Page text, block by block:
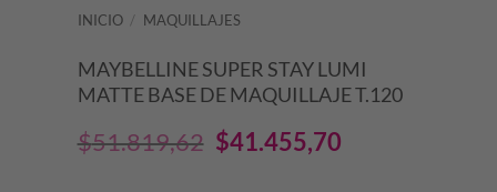
INICIO / MAQUILLAJES
MAYBELLINE SUPER STAY LUMI
MATTE BASE DE MAQUILLAJE T.120
$51.819,62 El
$41.455,70